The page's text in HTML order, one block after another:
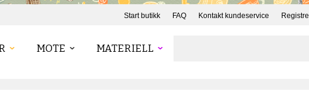
Start butikk FAQ Kontakt kundeservice
MOTE MATERIELL